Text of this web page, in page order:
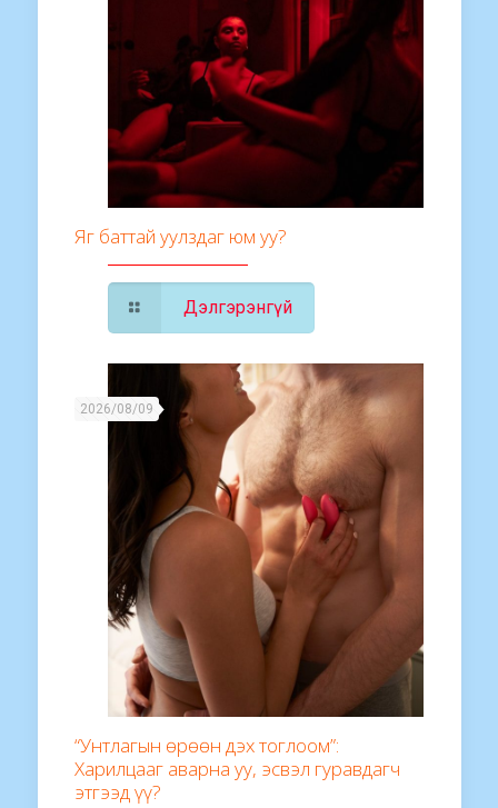
Яг баттай уулздаг юм уу?
Дэлгэрэнгүй
2026/08/09
“Унтлагын өрөөн дэх тоглоом”:
Харилцааг аварна уу, эсвэл гуравдагч
этгээд үү?